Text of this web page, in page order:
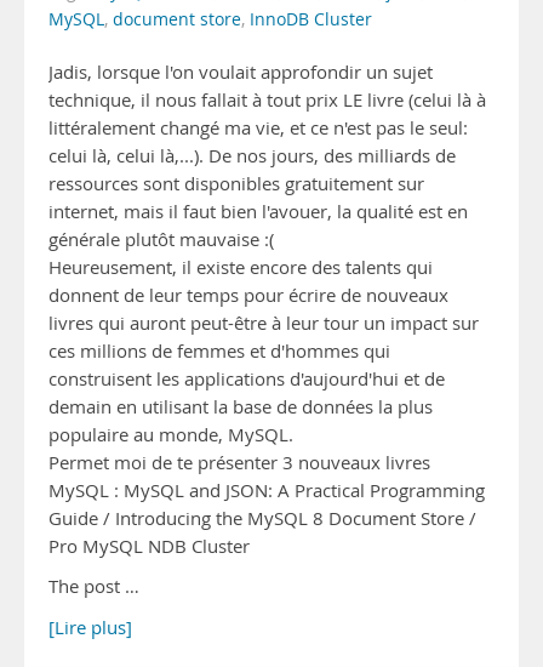
MySQL, document store, InnoDB Cluster
Jadis, lorsque l'on voulait approfondir un sujet
technique, il nous fallait à tout prix LE livre (celui là à
littéralement changé ma vie, et ce n'est pas le seul:
celui là, celui là,...). De nos jours, des milliards de
ressources sont disponibles gratuitement sur
internet, mais il faut bien l'avouer, la qualité est en
générale plutôt mauvaise :(
Heureusement, il existe encore des talents qui
donnent de leur temps pour écrire de nouveaux
livres qui auront peut-être à leur tour un impact sur
ces millions de femmes et d'hommes qui
construisent les applications d'aujourd'hui et de
demain en utilisant la base de données la plus
populaire au monde, MySQL.
Permet moi de te présenter 3 nouveaux livres
MySQL : MySQL and JSON: A Practical Programming
Guide / Introducing the MySQL 8 Document Store /
Pro MySQL NDB Cluster
The post …
[Lire plus]